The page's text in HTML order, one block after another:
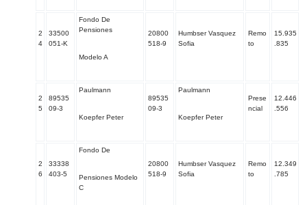
2
4
33500
051-K
Fondo De
Pensiones
Modelo A
20800
518-9
Humbser Vasquez
Sofia
Remo
to
15.935
.835
2
5
89535
09-3
Paulmann
Koepfer Peter
89535
09-3
Paulmann
Koepfer Peter
Prese
ncial
12.446
.556
2
6
33338
403-5
Fondo De
Pensiones Modelo
C
20800
518-9
Humbser Vasquez
Sofia
Remo
to
12.349
.785